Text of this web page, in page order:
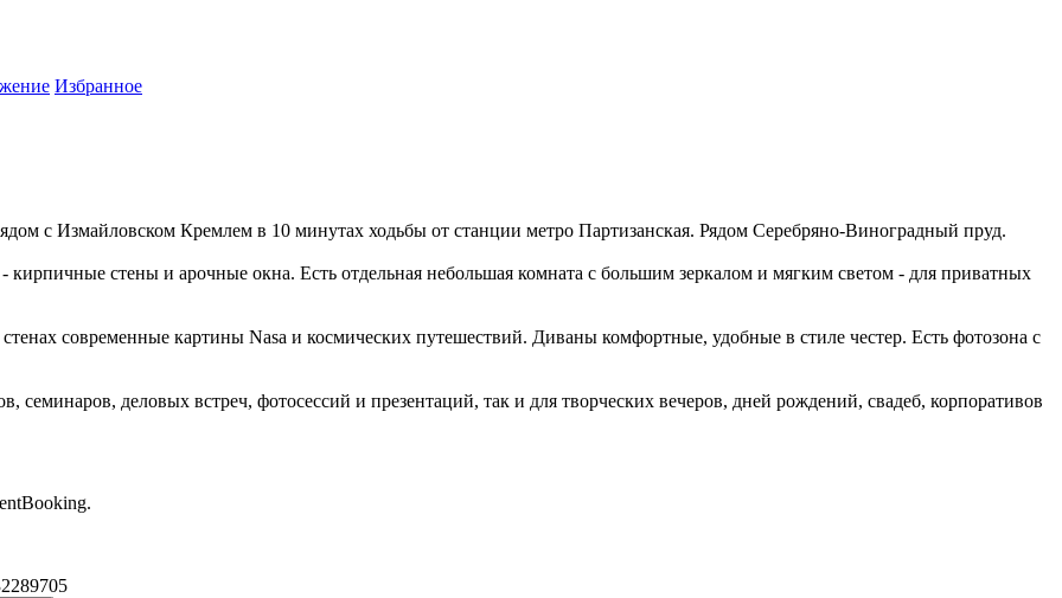
Избранное
с Измайловском Кремлем в 10 минутах ходьбы от станции метро Партизанская. Рядом Серебряно-Виноградный пруд.
стены и арочные окна. Есть отдельная небольшая комната с большим зеркалом и мягким светом - для приватных
современные картины Nasa и космических путешествий. Диваны комфортные, удобные в стиле честер. Есть фотозона с
семинаров, деловых встреч, фотосессий и презентаций, так и для творческих вечеров, дней рождений, свадеб, корпоративов